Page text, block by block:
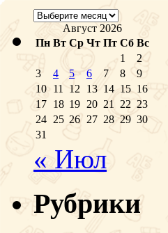
Архив
Август 2026
Пн Вт Ср Чт Пт Сб Вс
1
2
3
4 5 6 7 8
9
10 11 12 13 14 15 16
17 18 19 20 21 22 23
24 25 26 27 28 29 30
31
« Июл
Рубрики